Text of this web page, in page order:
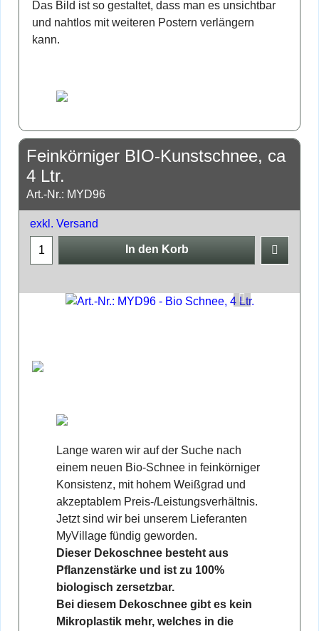
Das Bild ist so gestaltet, dass man es unsichtbar
und nahtlos mit weiteren Postern verlängern
kann.
Feinkörniger BIO-Kunstschnee, ca
4 Ltr.
Art.-Nr.: MYD96
exkl. Versand
In den Korb
Lange waren wir auf der Suche nach
einem neuen Bio-Schnee in feinkörniger
Konsistenz, mit hohem Weißgrad und
akzeptablem Preis-/Leistungsverhältnis.
Jetzt sind wir bei unserem Lieferanten
MyVillage fündig geworden.
Dieser Dekoschnee besteht aus
Pflanzenstärke und ist zu 100%
biologisch zersetzbar.
Bei diesem Dekoschnee gibt es kein
Mikroplastik mehr, welches in die